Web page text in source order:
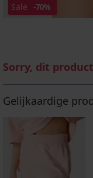
Sale -70%
Sorry, dit
Gelijkaardige